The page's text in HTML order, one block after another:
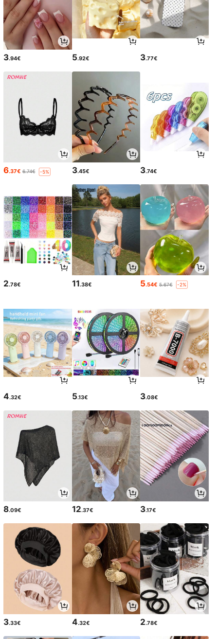
3.94€ 5.92€ 3.77€
6.37€ 6.74€ -5% 3.45€ 3.74€
2.78€ 11.38€ 5.54€ 5.67€ -2%
4.32€ 5.13€ 3.08€
8.09€ 12.37€ 3.17€
3.33€ 4.32€ 2.78€